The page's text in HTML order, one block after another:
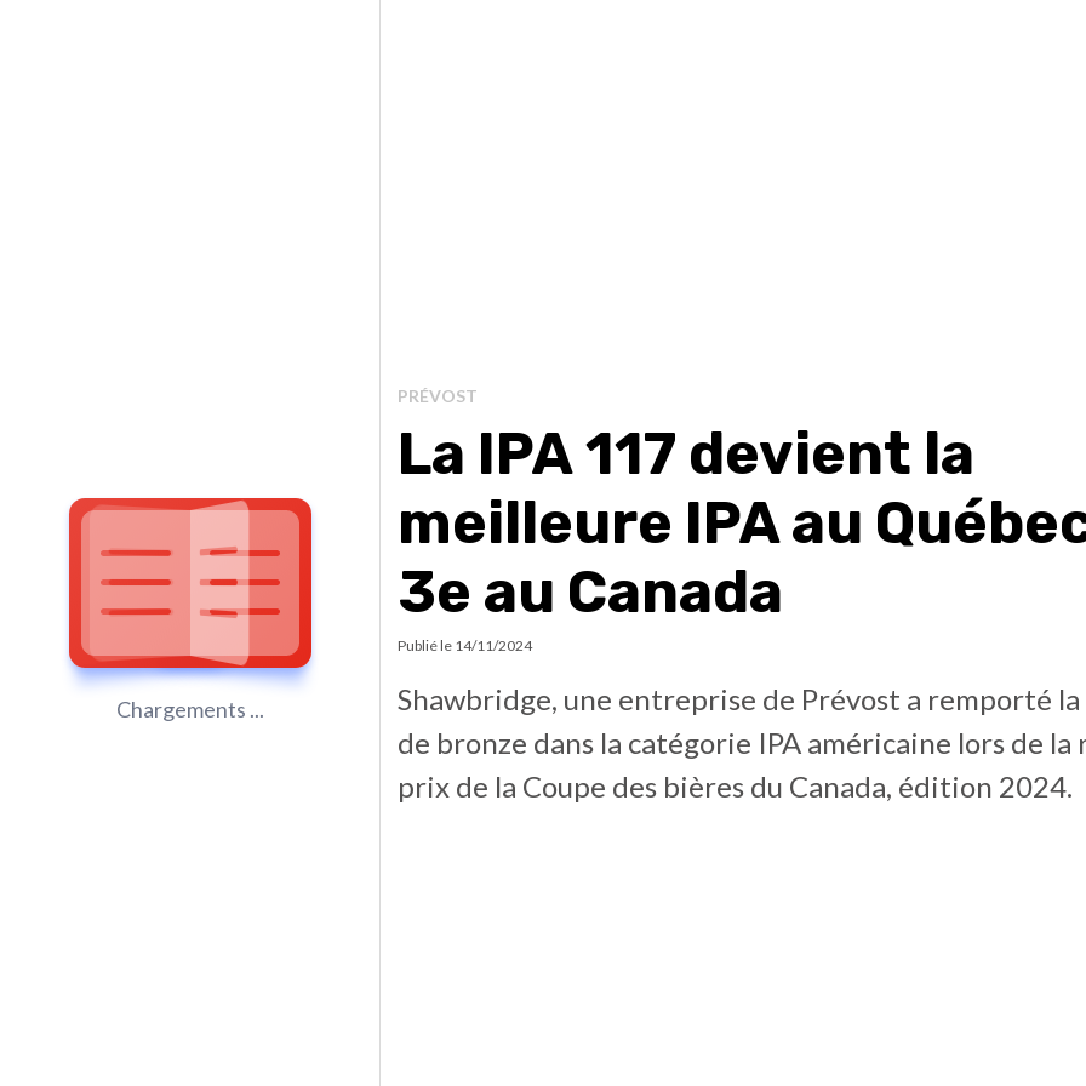
Chargements ...
PRÉVOST
La IPA 117 devient la
meilleure IPA au
3e au Canada
Publié le 14/11/2024
Shawbridge, une entreprise de Prévost a remporté
de bronze dans la catégorie IPA américaine lors de la
prix de la Coupe des bières du Canada, édition 2024.